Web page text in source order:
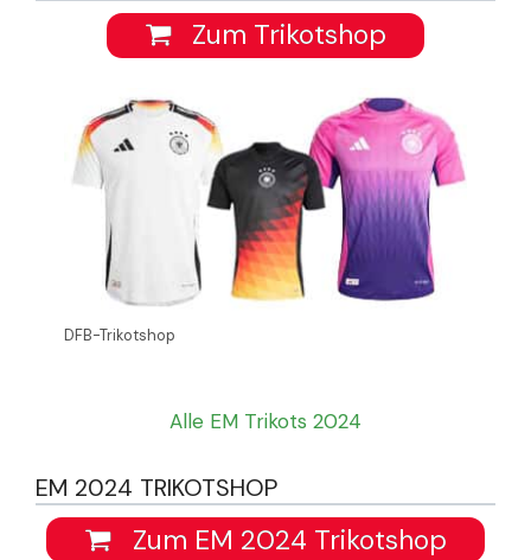
Zum Trikotshop
DFB-Trikotshop
Alle EM Trikots 2024
EM 2024 TRIKOTSHOP
Zum EM 2024 Trikotshop